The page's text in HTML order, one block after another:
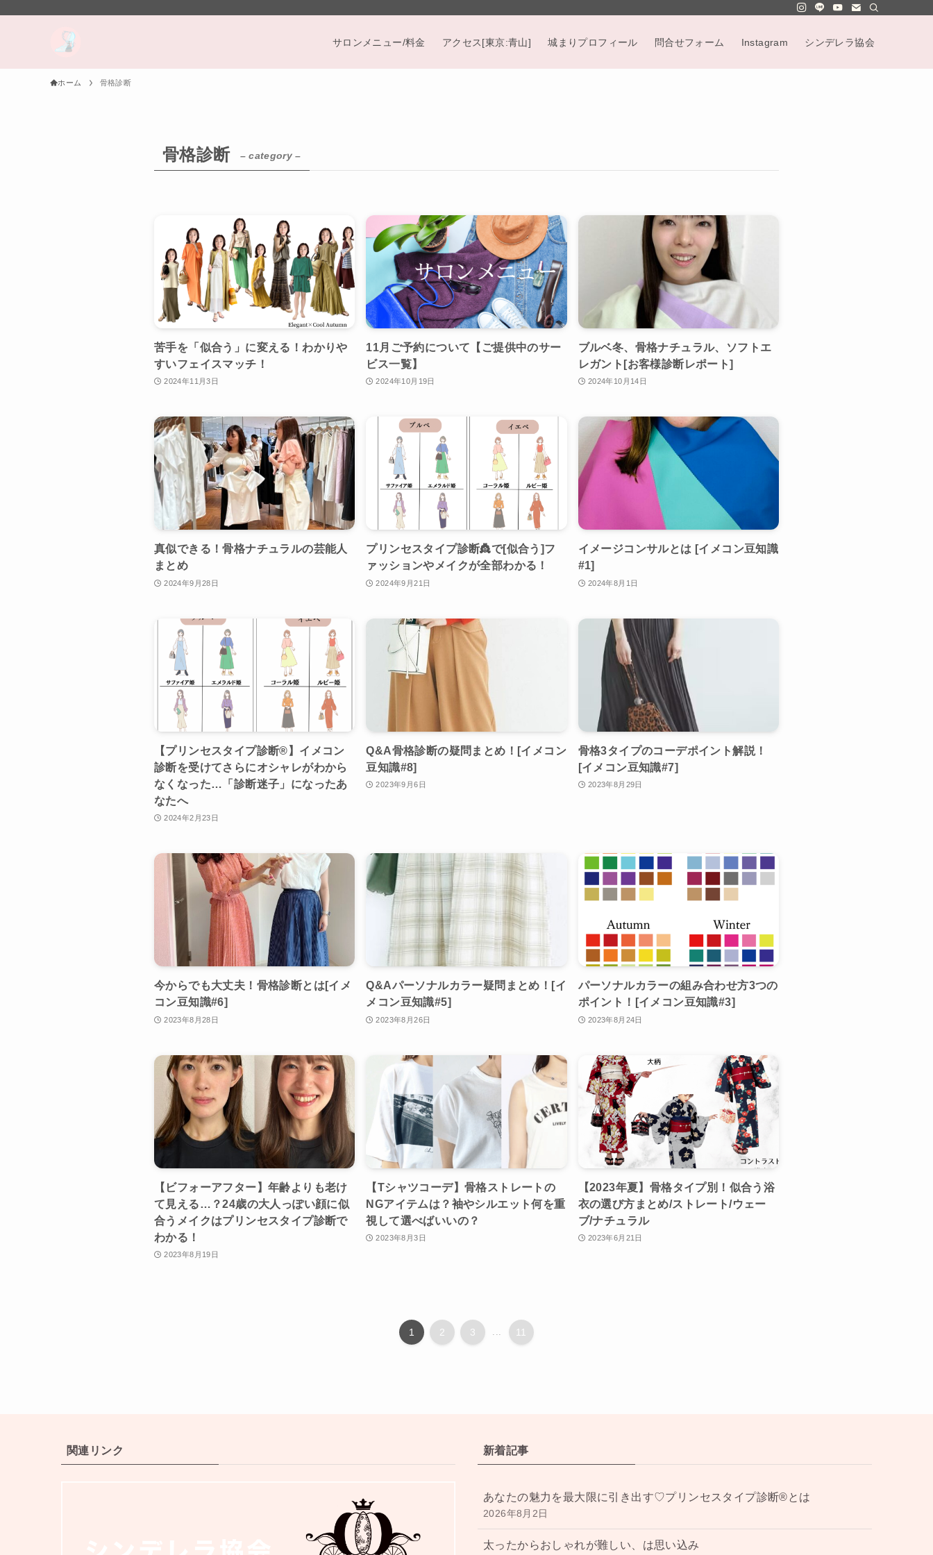
サロンメニュー/料金 アクセス[東京:青山] 城まりプロフィール 問合せフォーム Instagram シンデレラ協会
ホーム 骨格診断
骨格診断 – category –
苦手を「似合う」に変える！わかりや
すいフェイスマッチ！
2024年11月3日
11月ご予約について【ご提供中のサー
ビス一覧】
2024年10月19日
ブルベ冬、骨格ナチュラル、ソフトエ
レガント[お客様診断レポート]
2024年10月14日
真似できる！骨格ナチュラルの芸能人
まとめ
2024年9月28日
プリンセスタイプ診断👸で[似合う]フ
ァッションやメイクが全部わかる！
2024年9月21日
イメージコンサルとは [イメコン豆知識
#1]
2024年8月1日
【プリンセスタイプ診断®︎】イメコン
診断を受けてさらにオシャレがわから
なくなった…「診断迷子」になったあ
なたへ
2024年2月23日
Q&A骨格診断の疑問まとめ！[イメコン
豆知識#8]
2023年9月6日
骨格3タイプのコーデポイント解説！
[イメコン豆知識#7]
2023年8月29日
今からでも大丈夫！骨格診断とは[イメ
コン豆知識#6]
2023年8月28日
Q&Aパーソナルカラー疑問まとめ！[イ
メコン豆知識#5]
2023年8月26日
パーソナルカラーの組み合わせ方3つの
ポイント！[イメコン豆知識#3]
2023年8月24日
【ビフォーアフター】年齢よりも老け
て見える…？24歳の大人っぽい顔に似
合うメイクはプリンセスタイプ診断で
わかる！
2023年8月19日
【Tシャツコーデ】骨格ストレートの
NGアイテムは？袖やシルエット何を重
視して選べばいいの？
2023年8月3日
【2023年夏】骨格タイプ別！似合う浴
衣の選び方まとめ/ストレート/ウェー
ブ/ナチュラル
2023年6月21日
1 2 3 ... 11
関連リンク 新着記事
あなたの魅力を最大限に引き出す♡プリンセスタイプ診断®︎とは
2026年8月2日
太ったからおしゃれが難しい、は思い込み